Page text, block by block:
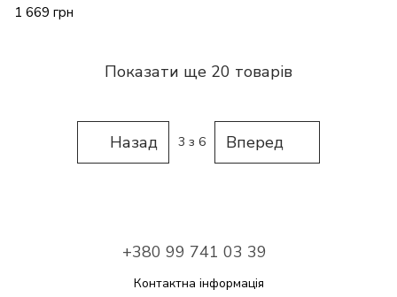
1 669 грн
Показати ще 20 товарів
Назад 3 з 6 Вперед
+380 99 741 03 39
Контактна інформація